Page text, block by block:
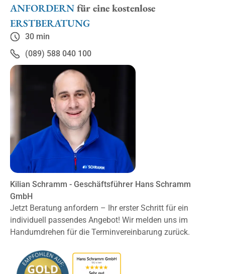
ANFORDERNfür eine kostenlose
ERSTBERATUNG
30 min
(089) 588 040 100
Kilian Schramm - Geschäftsführer Hans Schramm
GmbH
Jetzt Beratung anfordern – Ihr erster Schritt für ein
individuell passendes Angebot! Wir melden uns im
Handumdrehen für die Terminvereinbarung zurück.